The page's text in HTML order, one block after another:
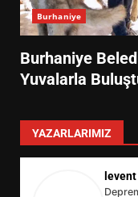
Burhaniye
Burhaniye
Yuvalarla
YAZARLARIMIZ